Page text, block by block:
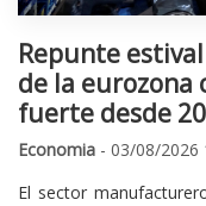
Repunte
de la eurozona
fuerte desde
Economia - 03/08/2026
El sector